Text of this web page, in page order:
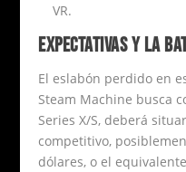
VR.
EXPECTATIVAS Y LA
El eslabón perdido en
Steam Machine busca
Series X/S, deberá
competitivo,
dólares, o el